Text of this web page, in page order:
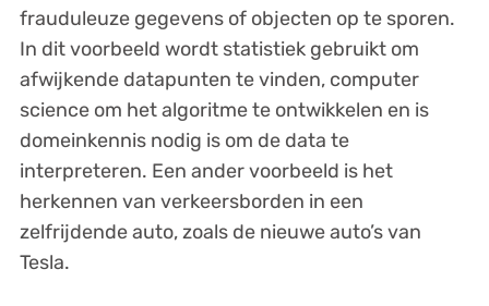
frauduleuze gegevens of objecten op te sporen.
In dit voorbeeld wordt statistiek gebruikt om
afwijkende datapunten te vinden, computer
science om het algoritme te ontwikkelen en is
domeinkennis nodig is om de data te
interpreteren. Een ander voorbeeld is het
herkennen van verkeersborden in een
zelfrijdende auto, zoals de nieuwe auto’s van
Tesla.